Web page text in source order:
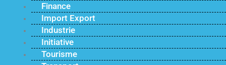
Finance
Import Export
Industrie
Initiative
Tourisme